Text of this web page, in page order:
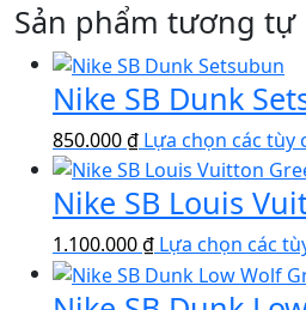
Sản phẩm tương tự
Nike SB Dunk
850.000₫ Lựa chọn các tùy
Nike SB Louis
1.100.000₫ Lựa chọn các